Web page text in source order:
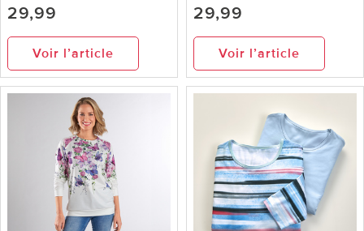
29,99
Voir l’article
29,99
Voir l’article